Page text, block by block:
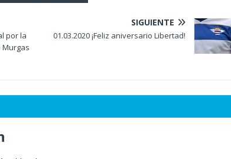
por la
SIGUIENTE
01.03.2020 ¡Feliz aniversario Libertad!